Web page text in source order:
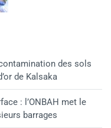
des sols
de Kalsaka
: l’ONBAH met le
barrages